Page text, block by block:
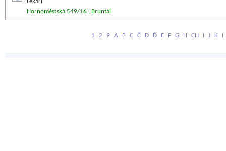
Hornoměstská 549/16 , Bruntál
1 2 9 A B C Č D Ď E F G H CH I J K L